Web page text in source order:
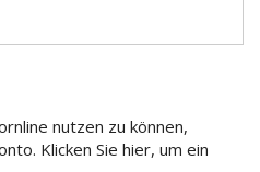
nutzen zu können,
Klicken Sie hier, um ein